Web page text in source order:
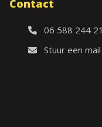
Contact
06 588 244 21
Stuur een mail